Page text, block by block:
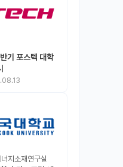
기 포스텍 대학
지소재연구실